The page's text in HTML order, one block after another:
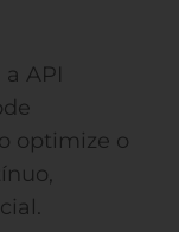
API
optimize o